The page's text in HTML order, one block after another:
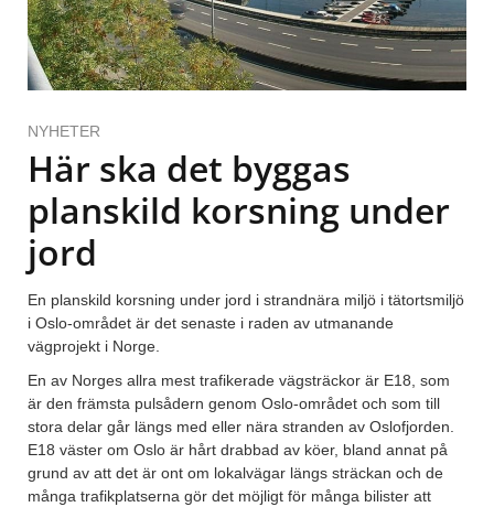
NYHETER
Här ska det byggas
planskild korsning under
jord
En planskild korsning under jord i strandnära miljö i tätortsmiljö
i Oslo-området är det senaste i raden av utmanande
vägprojekt i Norge.
En av Norges allra mest trafikerade vägsträckor är E18, som
är den främsta pulsådern genom Oslo-området och som till
stora delar går längs med eller nära stranden av Oslofjorden.
E18 väster om Oslo är hårt drabbad av köer, bland annat på
grund av att det är ont om lokalvägar längs sträckan och de
många trafikplatserna gör det möjligt för många bilister att